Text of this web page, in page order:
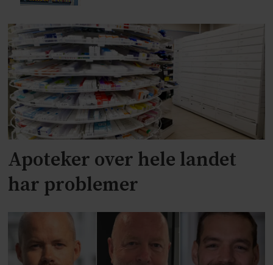
Apoteker over hele landet
har problemer